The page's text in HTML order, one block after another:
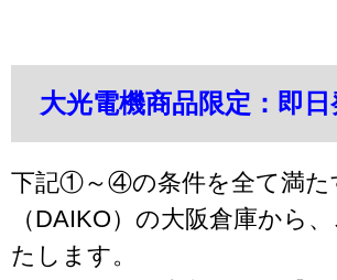
大光電機商品限定：即日
下記①～④の条件を全て満た
（DAIKO）の大阪倉庫から
たします。